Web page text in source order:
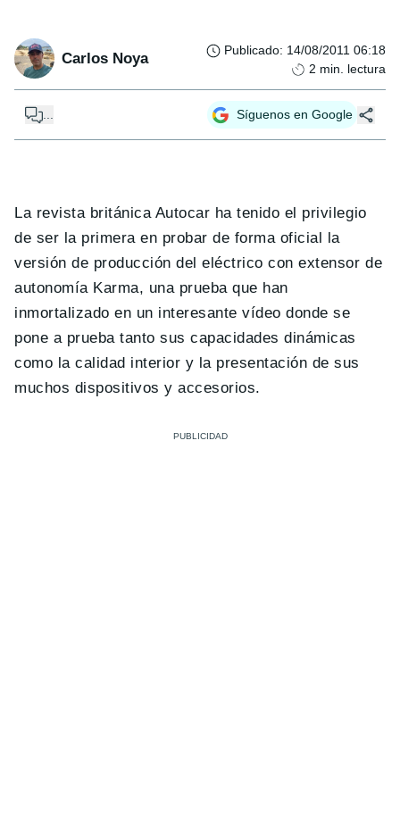
Carlos Noya Publicado: 14/08/2011 06:18
2 min. lectura
... Síguenos en Google
La revista británica Autocar ha tenido el privilegio
de ser la primera en probar de forma oficial la
versión de producción del eléctrico con extensor de
autonomía Karma, una prueba que han
inmortalizado en un interesante vídeo donde se
pone a prueba tanto sus capacidades dinámicas
como la calidad interior y la presentación de sus
muchos dispositivos y accesorios.